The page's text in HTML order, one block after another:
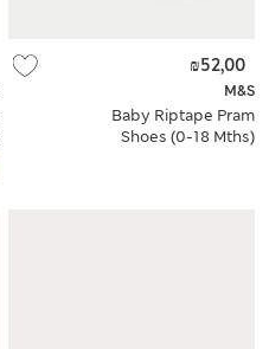
M&S
Baby Riptape Pram
Shoes (0-18 Mths)
₪52,00